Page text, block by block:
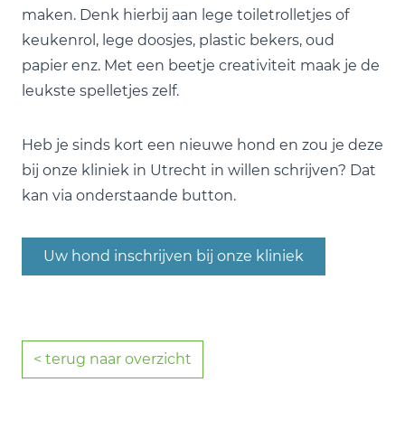
maken. Denk hierbij aan lege toiletrolletjes of
keukenrol, lege doosjes, plastic bekers, oud
papier enz. Met een beetje creativiteit maak je de
leukste spelletjes zelf.
Heb je sinds kort een nieuwe hond en zou je deze
bij onze kliniek in Utrecht in willen schrijven? Dat
kan via onderstaande button.
Uw hond inschrijven bij onze kliniek
< terug naar overzicht